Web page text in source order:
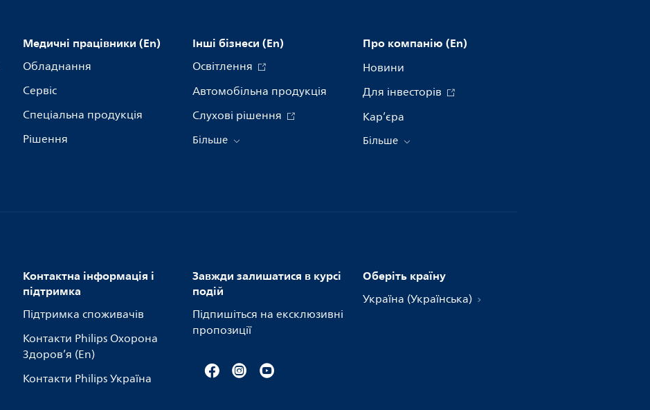
Медичні працівники (En)
Обладнання
Сервіс
Спеціальна продукція
Рішення
Інші бізнеси (En)
Освітлення
Автомобільна продукція
Слухові рішення
Більше
Про компанію (En)
Новини
Для інвесторів
Кар’єра
Більше
Контактна інформація і
підтримка
Підтримка споживачів
Контакти Philips Охорона
Здоров’я (En)
Контакти Philips Україна
Завжди залишатися в курсі
подій
Підпишіться на ексклюзивні
пропозиції
Оберіть країну
Україна (Українська)